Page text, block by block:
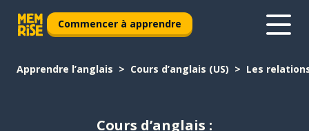
Commencer à apprendre
Apprendre l’anglais Cours d’anglais (US) Les
Cours d’anglais :